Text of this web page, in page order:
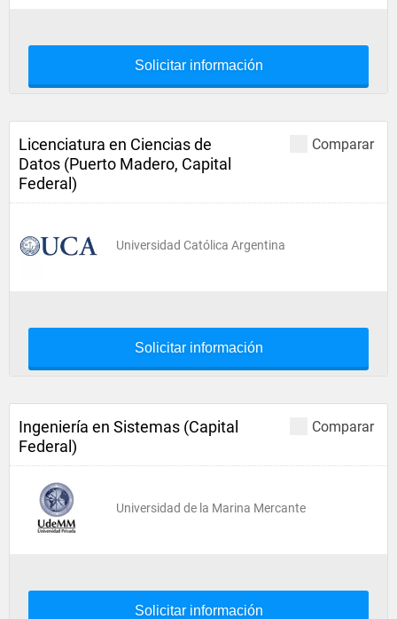
Solicitar información
Comparar
Licenciatura en Ciencias de
Datos (Puerto Madero, Capital
Federal)
Universidad Católica Argentina
Solicitar información
Comparar
Ingeniería en Sistemas (Capital
Federal)
Universidad de la Marina Mercante
Solicitar información